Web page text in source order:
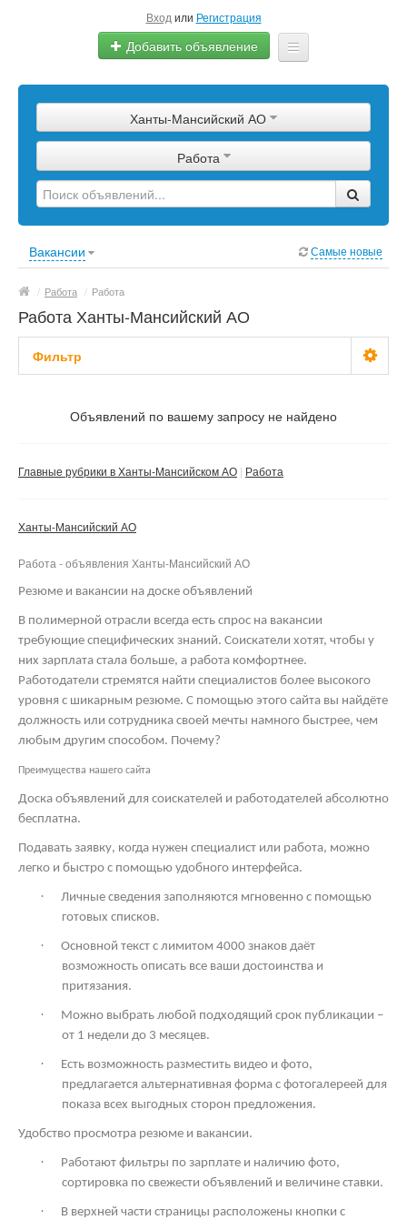
Вход или Регистрация
Добавить объявление
Сырье
Изделия
Оборудование
Ханты-Мансийский АО
Работа
Вакансии Самые новые
/ Работа / Работа
Работа Ханты-Мансийский АО
Фильтр
Не важноОбъявлений по вашему запросу не найдено
Главные рубрики в Ханты-Мансийском АО Работа
Ханты-Мансийский АО
Работа - объявления Ханты-Мансийский АО
Резюме и вакансии на доске объявлений
В полимерной отрасли всегда есть спрос на вакансии
требующие специфических знаний. Соискатели хотят, чтобы у
них зарплата стала больше, а работа комфортнее.
Работодатели стремятся найти специалистов более высокого
уровня с шикарным резюме. С помощью этого сайта вы найдёте
должность или сотрудника своей мечты намного быстрее, чем
любым другим способом. Почему?
Преимущества нашего сайта
Доска объявлений для соискателей и работодателей абсолютно
бесплатна.
Подавать заявку, когда нужен специалист или работа, можно
легко и быстро с помощью удобного интерфейса.
·
Личные сведения заполняются мгновенно с помощью
готовых списков.
·
Основной текст с лимитом 4000 знаков даёт
возможность описать все ваши достоинства и
притязания.
·
Можно выбрать любой подходящий срок публикации –
от 1 недели до 3 месяцев.
·
Есть возможность разместить видео и фото,
предлагается альтернативная форма с фотогалереей для
показа всех выгодных сторон предложения.
Удобство просмотра резюме и вакансии.
·
Работают фильтры по зарплате и наличию фото,
сортировка по свежести объявлений и величине ставки.
·
В верхней части страницы расположены кнопки с